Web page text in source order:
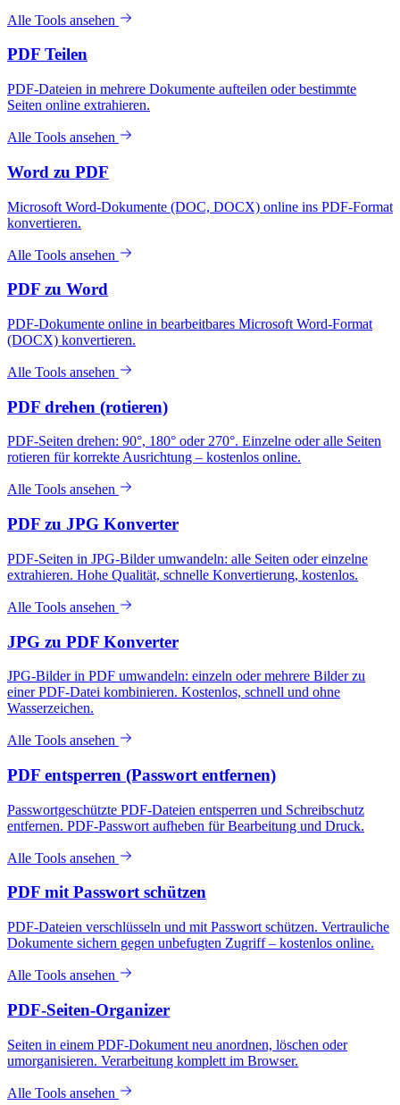
Alle Tools ansehen
PDF Teilen
PDF-Dateien in mehrere Dokumente aufteilen oder bestimmte
Seiten online extrahieren.
Alle Tools ansehen
Word zu PDF
Microsoft Word-Dokumente (DOC, DOCX) online ins PDF-Format
konvertieren.
Alle Tools ansehen
PDF zu Word
PDF-Dokumente online in bearbeitbares Microsoft Word-Format
(DOCX) konvertieren.
Alle Tools ansehen
PDF drehen (rotieren)
PDF-Seiten drehen: 90°, 180° oder 270°. Einzelne oder alle Seiten
rotieren für korrekte Ausrichtung – kostenlos online.
Alle Tools ansehen
PDF zu JPG Konverter
PDF-Seiten in JPG-Bilder umwandeln: alle Seiten oder einzelne
extrahieren. Hohe Qualität, schnelle Konvertierung, kostenlos.
Alle Tools ansehen
JPG zu PDF Konverter
JPG-Bilder in PDF umwandeln: einzeln oder mehrere Bilder zu
einer PDF-Datei kombinieren. Kostenlos, schnell und ohne
Wasserzeichen.
Alle Tools ansehen
PDF entsperren (Passwort entfernen)
Passwortgeschützte PDF-Dateien entsperren und Schreibschutz
entfernen. PDF-Passwort aufheben für Bearbeitung und Druck.
Alle Tools ansehen
PDF mit Passwort schützen
PDF-Dateien verschlüsseln und mit Passwort schützen. Vertrauliche
Dokumente sichern gegen unbefugten Zugriff – kostenlos online.
Alle Tools ansehen
PDF-Seiten-Organizer
Seiten in einem PDF-Dokument neu anordnen, löschen oder
umorganisieren. Verarbeitung komplett im Browser.
Alle Tools ansehen